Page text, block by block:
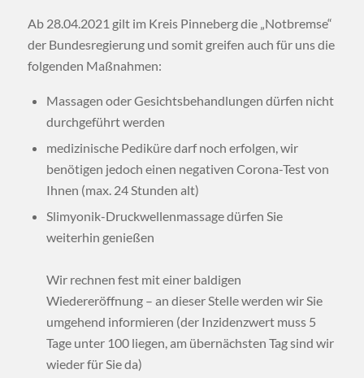
Ab 28.04.2021 gilt im Kreis Pinneberg die „Notbremse“
der Bundesregierung und somit greifen auch für uns die
folgenden Maßnahmen:
Massagen oder Gesichtsbehandlungen dürfen nicht
durchgeführt werden
medizinische Pediküre darf noch erfolgen, wir
benötigen jedoch einen negativen Corona-Test von
Ihnen (max. 24 Stunden alt)
Slimyonik-Druckwellenmassage dürfen Sie
weiterhin genießen
Wir rechnen fest mit einer baldigen
Wiedereröffnung – an dieser Stelle werden wir Sie
umgehend informieren (der Inzidenzwert muss 5
Tage unter 100 liegen, am übernächsten Tag sind wir
wieder für Sie da)